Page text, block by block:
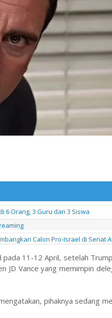
6 Orang, 3 Guru dan 3 Siswa
Calon Pro-Israel di Senat
11-12 April, setelah
Vance yang memimpin
pihaknya sedang